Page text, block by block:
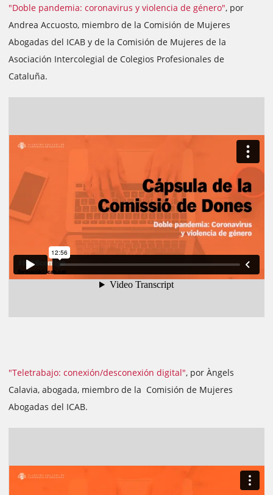
"Doble pandemia: coronavirus y violencia de género", por
Andrea Accuosto, miembro de la Comisión de Mujeres
Abogadas del ICAB y de la Comisión de Mujeres de la
Asociación Intercolegial de Colegios Profesionales de
Cataluña.
"Teletrabajo: conexión/desconexión digital", por Àngels
Calavia, abogada, miembro de la Comisión de Mujeres
Abogadas del ICAB.